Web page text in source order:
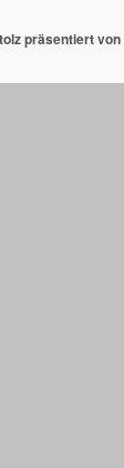
präsentiert